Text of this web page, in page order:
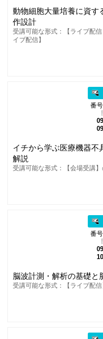
動物細胞大量培養に資す
作設計
受講可能な形式：【ライブ配
イブ配信】
番
イチから学ぶ医療機器不
解説
受講可能な形式：【会場受講
番
脳波計測・解析の基礎と
受講可能な形式：【ライブ配